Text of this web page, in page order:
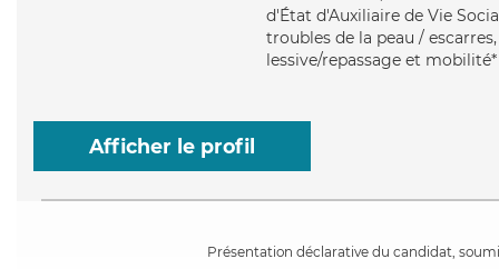
d'État d'Auxiliaire de Vie
troubles de la peau /
lessive/repassage et mobilité*
Afficher le profil
Présentation déclarative du candidat,